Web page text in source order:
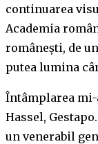
continuarea
Academia
românești, de
putea lumina
Întâmplarea
Hassel,
un venerabil